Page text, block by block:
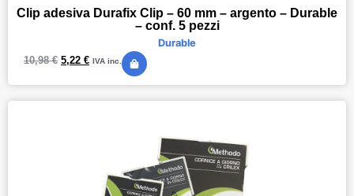
Clip adesiva Durafix Clip – 60 mm – argento – Durable
– conf. 5 pezzi
Durable
10,98€ 5,22 € IVA inc.